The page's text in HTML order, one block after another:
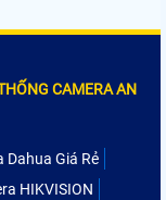
CAMERA AN
Dahua Giá Rẻ
HIKVISION